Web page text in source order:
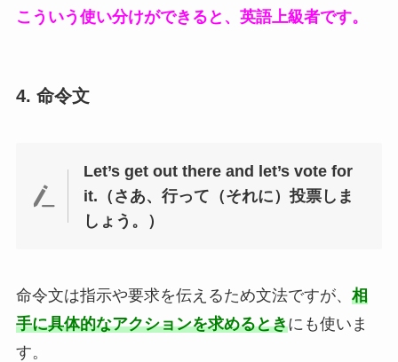
こういう使い分けができると、英語上級者です。
4. 命令文
Let’s get out there and let’s vote for
it.（さあ、行って（それに）投票しま
しょう。）
命令文は指示や要求を伝えるため文法ですが、 相
手に具体的なアクションを求めるときにも使いま
す。